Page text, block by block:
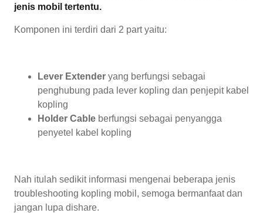
jenis mobil tertentu.
Komponen ini terdiri dari 2 part yaitu:
Lever Extender yang berfungsi sebagai
penghubung pada lever kopling dan penjepit kabel
kopling
Holder Cable berfungsi sebagai penyangga
penyetel kabel kopling
Nah itulah sedikit informasi mengenai beberapa jenis
troubleshooting kopling mobil, semoga bermanfaat dan
jangan lupa dishare.